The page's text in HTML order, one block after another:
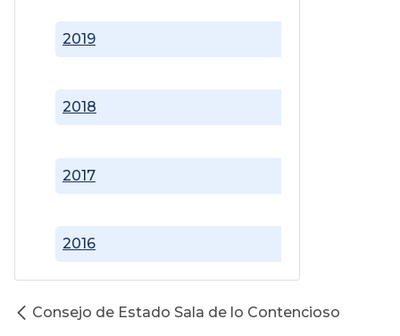
2016
2017
2018
2019
Consejo de Estado Sala de lo Contencioso